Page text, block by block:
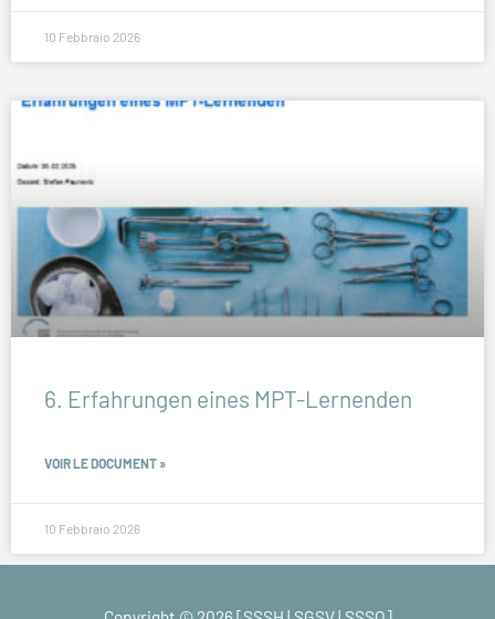
10 Febbraio 2026
6. Erfahrungen eines MPT-Lernenden
VOIR LE DOCUMENT »
10 Febbraio 2026